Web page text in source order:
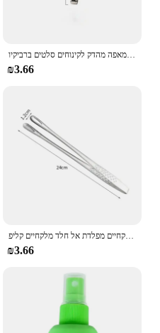
נירוסטה מזון מלקחי כלי מטבח מזנון בישול כלי אנטי חום לחם קליפ מאפה מהדק לקינוחים סלטים ברביקיו
₪3.66
מטבח מלקחיים מפלדת אל חלד מלקחיים קליפ bbq גריל בשר גריל בישול פינצטה למטבח
₪3.66